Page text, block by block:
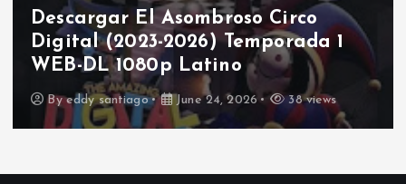
Descargar El Asombroso Circo
Digital (2023-2026) Temporada 1
WEB-DL 1080p Latino
Byeddy santiago June 24, 2026 38 views